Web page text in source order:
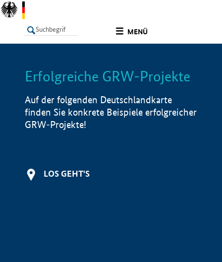
MENÜ
LISTE Info
Erfolgreiche GRW-Projekte
Auf der folgenden Deutschlandkarte
finden Sie konkrete Beispiele erfolgreicher
GRW-Projekte!
LOS GEHT'S